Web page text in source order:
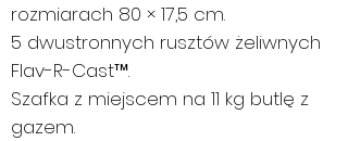
rozmiarach 80 × 17,5 cm.
5 dwustronnych rusztów żeliwnych
Flav-R-Cast™.
Szafka z miejscem na 11 kg butlę z
gazem.